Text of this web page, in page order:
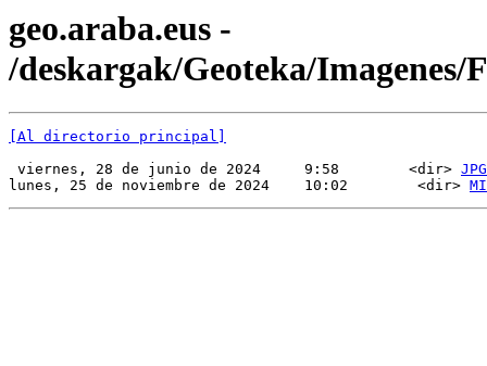
geo.araba.eus -
/deskargak/Geoteka/Imagenes/
[Al directorio principal]
viernes, 28 de junio de 2024     9:58        <dir> JPG
lunes, 25 de noviembre de 2024    10:02        <dir>